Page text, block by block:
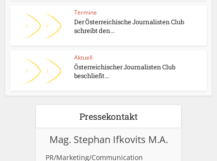
Termine
Der Österreichische Journalisten Club
schreibt den...
Aktuell
Österreichischer Journalisten Club
beschließt...
Pressekontakt
Mag. Stephan Ifkovits M.A.
PR/Marketing/Communication